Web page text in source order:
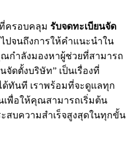
ครอบคลุม รับจดทะเบียนจัด
ปจนถึงการให้คำแนะนำใน
กำลังมองหาผู้ช่วยที่สามารถ
จัดตั้งบริษัท” เป็นเรื่องที่
ด้ทันที เราพร้อมที่จะดูแลทุก
พื่อให้คุณสามารถเริ่มต้น
สบความสำเร็จสูงสุดในทุกขั้น